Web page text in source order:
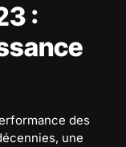
:
des
une